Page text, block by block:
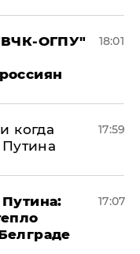
ОГПУ"
18:01
когда
Путина
17:59
17:07